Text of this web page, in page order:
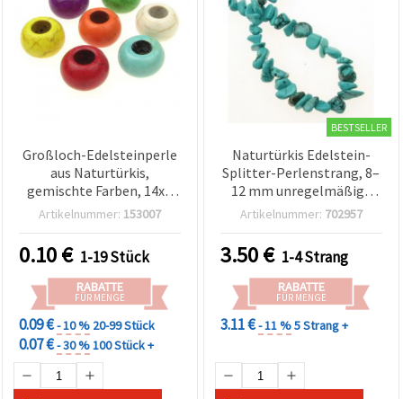
Großloch-Edelsteinperle
aus Naturtürkis,
gemischte Farben, 14x8
mm, Loch: 6 mm
Artikelnummer: 153007
0.10€ 1-19 Stück
RABATTE
FÜR MENGE
0.09 €- 10 % 20-99 Stück
0.07 €- 30 %100 Stück +
BESTSELLER
Naturtürkis Edelstein-
Splitter-Perlenstrang, 8–
12 mm unregelmäßige
Nuggets, ca. 80 cm, blaue
Schmuckherstellung, DIY
Armbänder & Halsketten
Artikelnummer: 702957
3.50€ 1-4 Strang
RABATTE
FÜR MENGE
3.11 €- 11 %5 Strang +